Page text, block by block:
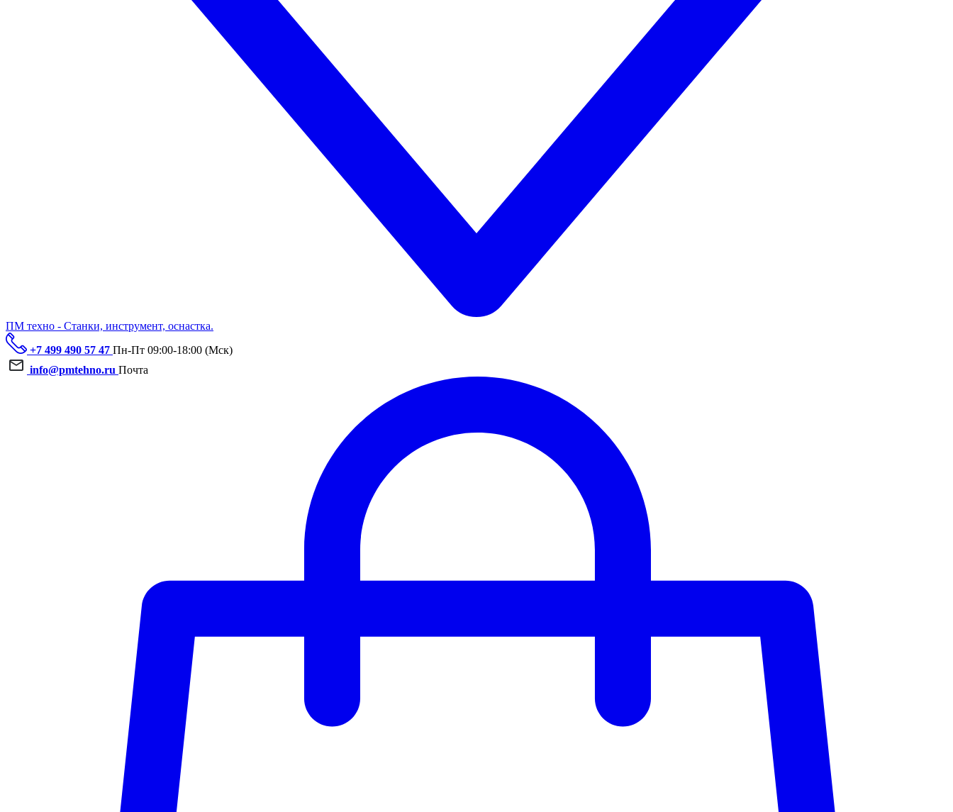
ПМ техно - Станки, инструмент, оснастка.
+7 499 490 57 47 Пн-Пт 09:00-18:00 (Мск)
info@pmtehno.ru Почта